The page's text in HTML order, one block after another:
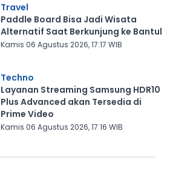
Travel
Paddle Board Bisa Jadi Wisata
Alternatif Saat Berkunjung ke Bantul
Kamis 06 Agustus 2026, 17:17 WIB
Techno
Layanan Streaming Samsung HDR10
Plus Advanced akan Tersedia di
Prime Video
Kamis 06 Agustus 2026, 17:16 WIB